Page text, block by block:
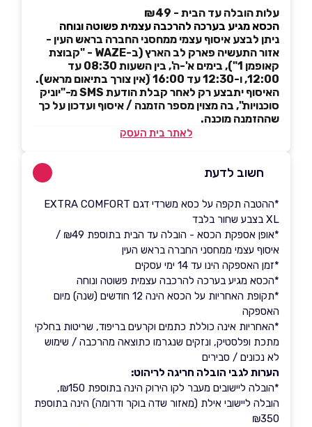
עלות הובלה עד הבית - ₪49
הכסא מגיע בערכה להרכבה עצמית פשוטה ונוחה
ניתן לבצע איסוף עצמי ממחסני החברה בראש העין -
אזור התעשיה פארק לב הארץ (ב-WAZE - "קבוצת
קאופמן 1"), בימים א'-ה', בין השעות 08:30 עד
12:00, ו-12:30 עד 16:00 ׁ(אין צורך בתיאום מראש).
האיסוף יתבצע רק לאחר קבלת הודעת SMS מ-"יוניק
סוכנויות", בה מצוין מספר הזמנה / איסוף ועדכון על כך
שההזמנה מוכנה.
לאתר בית העסק
חשוב לדעת
*ההטבה תקפה על כסא משרדי דגם EXTRA COMFORT
XL בצבע שחור בלבד
*אופן אספקת הכסא - הובלה עד הבית בתוספת ₪49 /
איסוף עצמי ממחסני החברה בראש העין
*זמן האספקה הינו עד 14 ימי עסקים
*הכסא מגיע בערכה להרכבה עצמית פשוטה ונוחה
*תקופת האחריות על הכסא הינה 12 חודשים (שנה) מיום
האספקה
*האחריות אינה כוללת כתמים וקרעים בריפוד, שריטות בחלקי
מתכת ופלסטיק, ונזקים שנגרמו כתוצאה מהרכבה / שימוש
לא נכונים / סבירים
הערות לגבי הובלה חריגה לריהוט:
*הובלה ליישובים מעבר לקו הירוק הינה בתוספת ₪150,
הובלה ליישובי אילת (מאזור שדה בוקר ודרומה) הינה בתוספת
₪350